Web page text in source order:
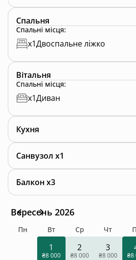
Ідеальний для пари або сім’ї
Атмосфера українського стилю
Все необхідне для комфорту
Фотогенічний куточок для
Маленький, але дуже
за спокоєм, романтикою і
⸻
У всіх будинках:
• Wi-Fi
• Паркінг
• Тепла вода і опалення
• Тераси з краєвидами
• Місця для вогнища
Локація: Карпати, поруч ліс,
Спальня
Спальні місця:
x1Двоспальне ліжко
Вітальня
Спальні місця:
x1Диван
Кухня
Санвузол x1
Балкон x3
Вересень 2026
Пн Вт Ср Чт
1
₴8 000
2
₴8 000
3
₴8 000 ₴8